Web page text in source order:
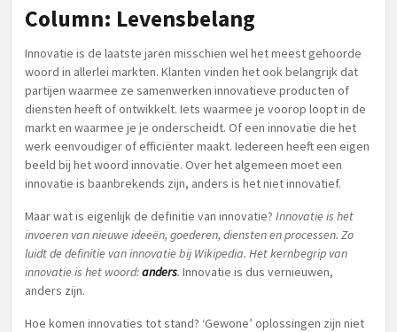
Column: Levensbelang
Innovatie is de laatste jaren misschien wel het meest gehoorde
woord in allerlei markten. Klanten vinden het ook belangrijk dat
partijen waarmee ze samenwerken innovatieve producten of
diensten heeft of ontwikkelt. Iets waarmee je voorop loopt in de
markt en waarmee je je onderscheidt. Of een innovatie die het
werk eenvoudiger of efficiënter maakt. Iedereen heeft een eigen
beeld bij het woord innovatie. Over het algemeen moet een
innovatie is baanbrekends zijn, anders is het niet innovatief.
Maar wat is eigenlijk de definitie van innovatie? Innovatie is het
invoeren van nieuwe ideeën, goederen, diensten en processen. Zo
luidt de definitie van innovatie bij Wikipedia. Het kernbegrip van
innovatie is het woord:anders. Innovatie is dus vernieuwen,
anders zijn.
Hoe komen innovaties tot stand? ‘Gewone’ oplossingen zijn niet